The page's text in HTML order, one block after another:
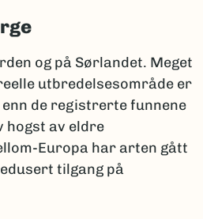
og på Sørlandet. Meget
utbredelsesområde er
de registrerte funnene
hogst av eldre
Europa har arten gått
tilgang på